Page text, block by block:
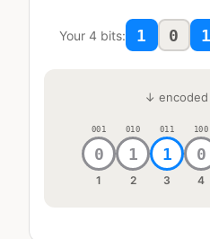
Your 4 bits: 1 0 1
↓ encoded
001
0
1
010
1
2
011
1
3
100
0
4